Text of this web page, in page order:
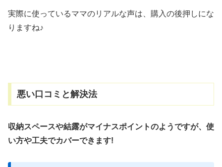
実際に使っているママのリアルな声は、購入の後押しにな
りますね♪
悪い口コミと解決法
収納スペースや結露がマイナスポイントのようですが、使
い方や工夫でカバーできます!